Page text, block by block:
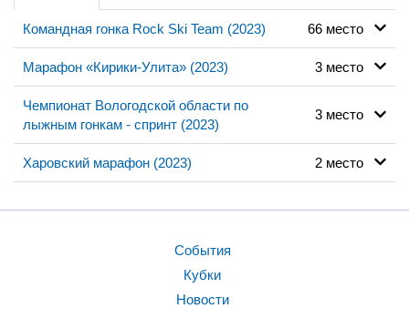
Командная гонка Rock Ski Team (2023) 66 место
Марафон «Кирики-Улита» (2023) 3 место
Чемпионат Вологодской области по
лыжным гонкам - спринт (2023)
3 место
Харовский марафон (2023) 2 место
События
Кубки
Новости